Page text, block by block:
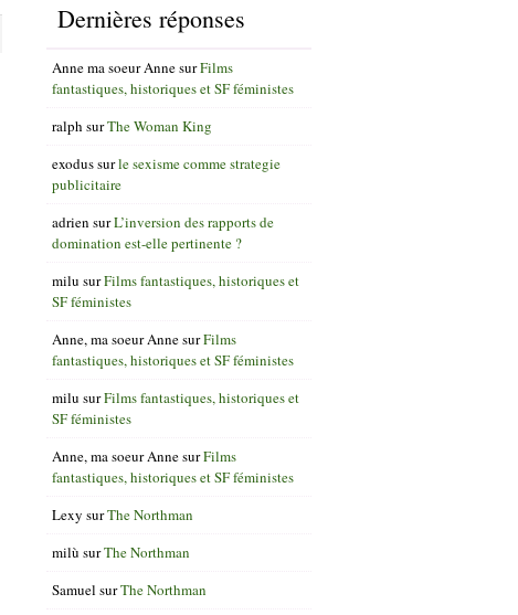
Dernières réponses
Anne ma soeur AnnesurFilms
fantastiques, historiques et SF féministes
ralph surThe Woman King
exodussurle sexisme comme strategie
publicitaire
adrien surL’inversion des rapports de
domination est-elle pertinente ?
milu surFilms fantastiques, historiques et
SF féministes
Anne, ma soeur AnnesurFilms
fantastiques, historiques et SF féministes
milu surFilms fantastiques, historiques et
SF féministes
Anne, ma soeur AnnesurFilms
fantastiques, historiques et SF féministes
Lexy surThe Northman
milù surThe Northman
Samuel surThe Northman